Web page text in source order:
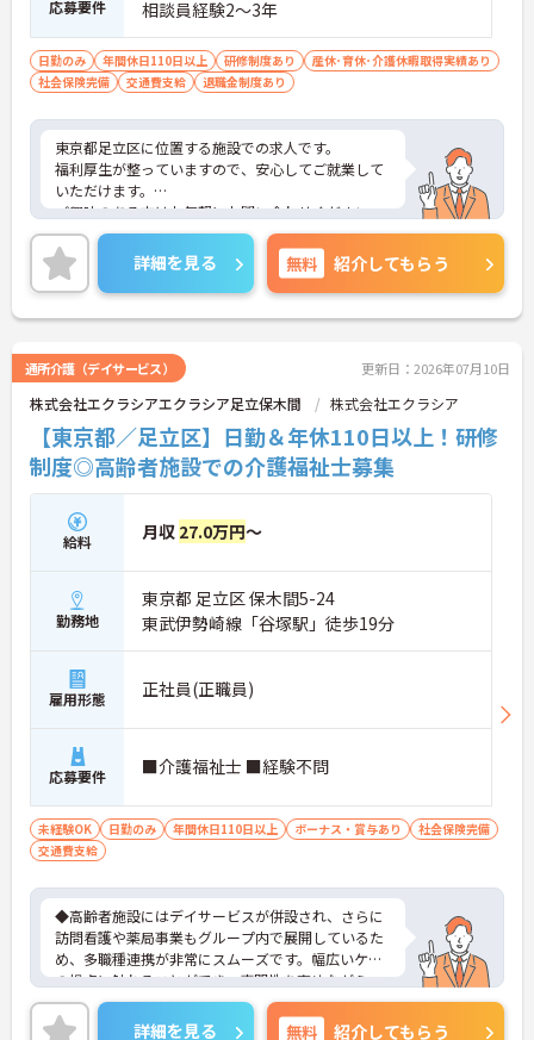
応募要件
相談員経験2～3年
日勤のみ 年間休日110日以上 研修制度あり
産休･育休･介護休暇取得実績あり
社会保険完備
交通費支給 退職金制度あり
東京都足立区に位置する施設での求人です。
福利厚生が整っていますので、安心してご就業して
いただけます。
ご興味のある方はお気軽にお問い合わせください。
詳細を見る 無料 紹介してもらう
通所介護（デイサービス） 更新日：2026年07月10日
株式会社エクラシアエクラシア足立保木間 株式会社エクラシア
【東京都／足立区】日勤＆年休110日以上！研修
制度◎高齢者施設での介護福祉士募集
給料 月収 27.0万円～
勤務地
東京都 足立区 保木間5-24
東武伊勢崎線「谷塚駅」徒歩19分
雇用形態 正社員(正職員)
応募要件 ■介護福祉士 ■経験不問
未経験OK 日勤のみ 年間休日110日以上 ボーナス・賞与あり
社会保険完備
交通費支給
◆高齢者施設にはデイサービスが併設され、さらに
訪問看護や薬局事業もグループ内で展開しているた
め、多職種連携が非常にスムーズです。幅広いケア
の視点に触れることができ、専門性を高めながらス
キルアップできる土壌があります。
◆半年に1回の人事評価・面談で昇給や昇進のチャ
詳細を見る 無料 紹介してもらう